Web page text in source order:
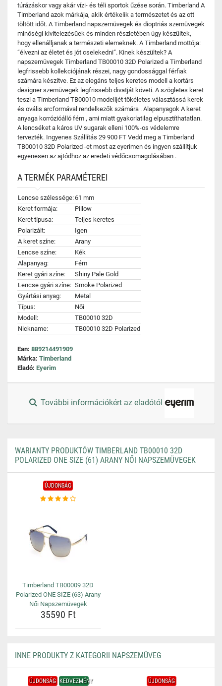
túrázáskor vagy akár vízi- és téli sportok űzése során. Timberland A
Timberland azok márkája, akik értékelik a természetet és az ott
töltött időt. A Timberland napszemüvegek és dioptriás szemüvegek
minőségi kivitelezésűek és minden részletében úgy készültek,
hogy ellenálljanak a természeti elemeknek. A Timberland mottója:
”élvezni az életet és jót cselekedni”. Kinek készültek? A
napszemüvegek Timberland TB00010 32D Polarized a Timberland
legfrissebb kollekciójának részei, nagy gondossággal férfiak
számára készítve. Ez az elegáns teljes keretes modell a kortárs
designer szemüvegek legfrissebb divatját követi. A szögletes keret
teszi a Timberland TB00010 modelljét tökéletes választássá kerek
és ovális arcformával rendelkezők számára . Alapanyagok A keret
anyaga korrózióálló fém , ami miatt gyakorlatilag elpusztíthatatlan.
A lencséket a káros UV sugarak elleni 100%-os védelemre
tervezték. Ingyenes Szállítás 29 900 FT Vedd meg a Timberland
TB00010 32D Polarized -et most az eyerimen és ingyen szállítjuk
egyenesen az ajtódhoz az eredeti védőcsomagolásában .
A TERMÉK PARAMÉTEREI
Lencse szélessége:61 mm
Keret formája:
Pillow
Keret típusa:
Teljes keretes
Polarizált:
Igen
A keret színe:
Arany
Lencse színe:
Kék
Alapanyag:
Fém
Keret gyári színe:
Shiny Pale Gold
Lencse gyári színe: Smoke Polarized
Gyártási anyag:
Metal
Típus:
Női
Modell:
TB00010 32D
Nickname:
TB00010 32D Polarized
Ean: 889214491909
Márka: Timberland
Eladó: Eyerim
További információkért az eladótól
WARIANTY PRODUKTÓW TIMBERLAND TB00010 32D
POLARIZED ONE SIZE (61) ARANY NŐI NAPSZEMÜVEGEK
ÚJDONSÁG
Timberland TB00009 32D
Polarized ONE SIZE (63) Arany
Női Napszemüvegek
35590 Ft
INNE PRODUKTY Z KATEGORII NAPSZEMÜVEG
ÚJDONSÁG KEDVEZMÉNY ÚJDONSÁG